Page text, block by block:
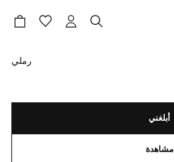
رملي
أبلغني
مشاهدة